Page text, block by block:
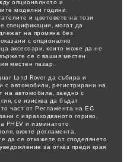
опционалното и
моделни години.
и цветовете на този
спецификации, могат да
на промяна без
с опционално
аксесоари, които може да не
се с вашия местен
местен пазар.
Land Rover да събира и
с автомобили, регистрирани на
на автомобила, заедно с
се изисква да бъдат
част от Регламента на ЕС
с изразходваното гориво,
PHEV и изминатото
вижте регламента,
да се откажете от споделянето
за отказ преди края